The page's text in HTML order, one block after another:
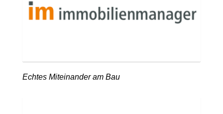
Echtes Miteinander am Bau